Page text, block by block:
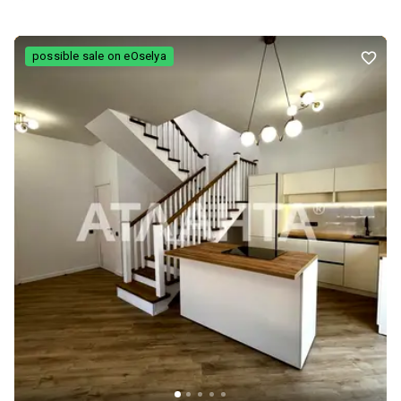
підвал. 12 соток землі. Код об'єкта 17334
possible sale on eOselya